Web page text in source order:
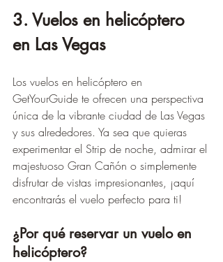
3. Vuelos en helicóptero
en Las Vegas
Los vuelos en helicóptero en
GetYourGuide te ofrecen una perspectiva
única de la vibrante ciudad de Las Vegas
y sus alrededores. Ya sea que quieras
experimentar el Strip de noche, admirar el
majestuoso Gran Cañón o simplemente
disfrutar de vistas impresionantes, ¡aquí
encontrarás el vuelo perfecto para ti!
¿Por qué reservar un vuelo en
helicóptero?